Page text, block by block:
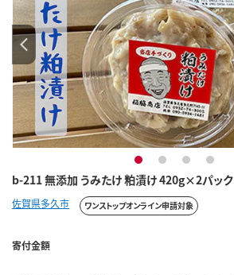
b-211 無添加 うみたけ 粕漬け 420g×2パック
1 2 3 4
佐賀県多久市 ワンストップオンライン申請対象
寄付金額